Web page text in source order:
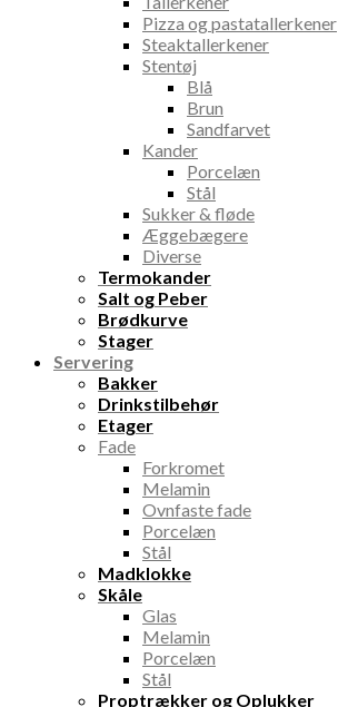
Pizza og pastatallerkener
Steaktallerkener
Stentøj
Blå
Brun
Sandfarvet
Kander
Porcelæn
Stål
Sukker & fløde
Æggebægere
Diverse
Termokander
Salt og Peber
Brødkurve
Stager
Servering
Bakker
Drinkstilbehør
Etager
Fade
Forkromet
Melamin
Ovnfaste fade
Porcelæn
Stål
Madklokke
Skåle
Glas
Melamin
Porcelæn
Stål
Proptrækker og Oplukker